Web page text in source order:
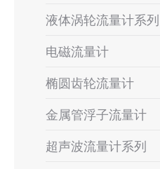
液体涡轮流量计系列
电磁流量计
椭圆齿轮流量计
金属管浮子流量计
超声波流量计系列